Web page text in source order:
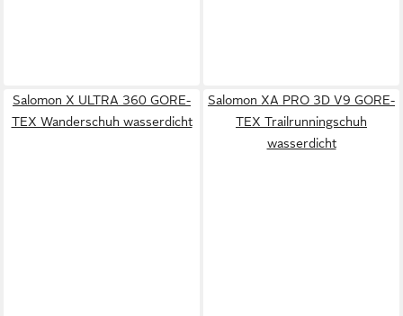
Salomon X ULTRA 360 GORE-
TEX Wanderschuh wasserdicht
Salomon XA PRO 3D V9 GORE-
TEX Trailrunningschuh
wasserdicht